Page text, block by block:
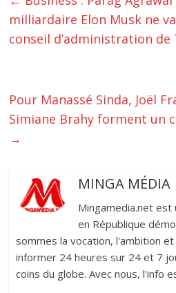
milliardaire Elon Musk ne
conseil d’administration
Pour Manassé Sinda, Joël
Simiane Brahy forment un
→
MINGA MÉDIA
Mingamedia.net est
en République
sommes la vocation, l'ambition
informer 24 heures sur 24 et 7
coins du globe. Avec nous, l'info